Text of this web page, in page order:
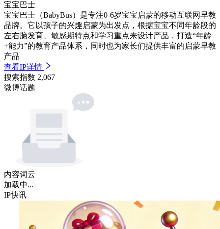
宝宝巴士
宝宝巴士（BabyBus）是专注0-6岁宝宝启蒙的移动互联网早教
品牌。它以孩子的兴趣启蒙为出发点，根据宝宝不同年龄段的
左右脑发育、敏感期特点和学习重点来设计产品，打造“年龄
+能力”的教育产品体系，同时也为家长们提供丰富的启蒙早教
产品
查看IP详情
搜索指数 2,067
微博话题
内容词云
加载中...
IP快讯